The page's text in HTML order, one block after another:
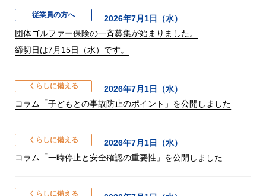
従業員の方へ
2026年7月1日（水）
団体ゴルファー保険の一斉募集が始まりました。
締切日は7月15日（水）です。
くらしに備える
2026年7月1日（水）
コラム「子どもとの事故防止のポイント」を公開しました
くらしに備える
2026年7月1日（水）
コラム「一時停止と安全確認の重要性」を公開しました
くらしに備える